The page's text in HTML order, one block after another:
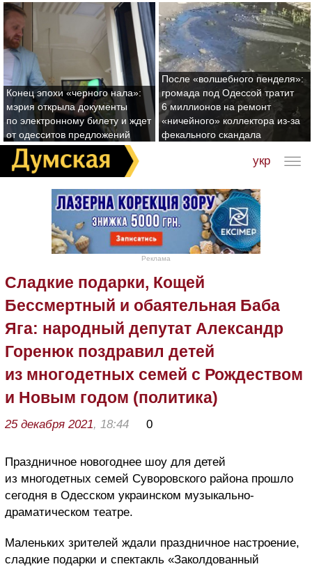
Конец эпохи «черного нала»:
мэрия открыла документы
по электронному билету и ждет
от одесситов предложений
После «волшебного пенделя»:
громада под Одессой тратит
6 миллионов на ремонт
«ничейного» коллектора из-за
фекального скандала
укр
Реклама
Сладкие подарки, Кощей
Бессмертный и обаятельная Баба
Яга: народный депутат Александр
Горенюк поздравил детей
из многодетных семей с Рождеством
и Новым годом (политика)
25 декабря 2021, 18:44 0
Праздничное новогоднее шоу для детей
из многодетных семей Суворовского района прошло
сегодня в Одесском украинском музыкально-
драматическом театре.
Маленьких зрителей ждали праздничное настроение,
сладкие подарки и спектакль «Заколдованный